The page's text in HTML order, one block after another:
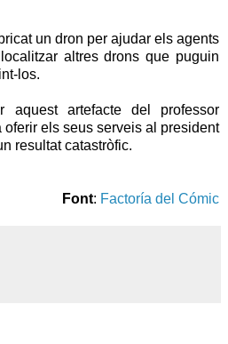
un dron per ajudar els agents
altres drons que puguin
los.
aquest artefacte del professor
oferir els seus serveis al president
resultat catastròfic.
Font: Factoría del Cómic